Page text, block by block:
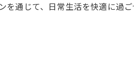
を通じて、日常生活を快適に過